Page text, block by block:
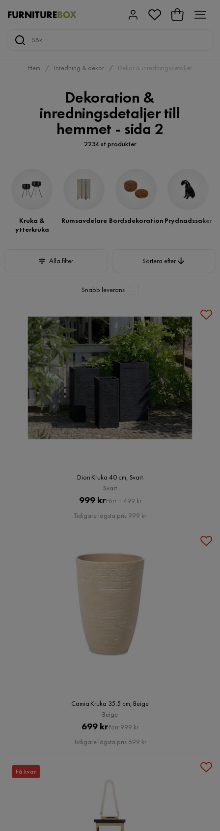
Hem Inredning & dekor Dekor & inredningsdetaljer
Dekoration &
inredningsdetaljer till
hemmet - sida 2
2234 st produkter
Kruka &
ytterkruka
Rumsavdelare Bordsdekoration Prydnadssaker
Alla filter Sortera efter
Snabb leverans
Dion Kruka 40 cm, Svart
Svart
Pris
999 kr Original
Pris
Förr 1 499 kr
Tidigare lägsta pris 999 kr
Camia Kruka 35.5 cm, Beige
Beige
Pris
699 krOriginal
Pris
Förr 999 kr
Tidigare lägsta pris 699 kr
Få kvar